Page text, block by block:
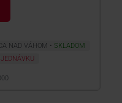
NAD VÁHOM
SKLADOM